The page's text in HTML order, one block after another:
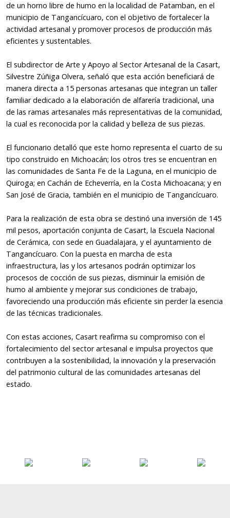
de un horno libre de humo en la localidad de Patamban, en el
municipio de Tangancícuaro, con el objetivo de fortalecer la
actividad artesanal y promover procesos de producción más
eficientes y sustentables.
El subdirector de Arte y Apoyo al Sector Artesanal de la Casart,
Silvestre Zúñiga Olvera, señaló que esta acción beneficiará de
manera directa a 15 personas artesanas que integran un taller
familiar dedicado a la elaboración de alfarería tradicional, una
de las ramas artesanales más representativas de la comunidad,
la cual es reconocida por la calidad y belleza de sus piezas.
El funcionario detalló que este horno representa el cuarto de su
tipo construido en Michoacán; los otros tres se encuentran en
las comunidades de Santa Fe de la Laguna, en el municipio de
Quiroga; en Cachán de Echeverría, en la Costa Michoacana; y en
San José de Gracia, también en el municipio de Tangancícuaro.
Para la realización de esta obra se destinó una inversión de 145
mil pesos, aportación conjunta de Casart, la Escuela Nacional
de Cerámica, con sede en Guadalajara, y el ayuntamiento de
Tangancícuaro. Con la puesta en marcha de esta
infraestructura, las y los artesanos podrán optimizar los
procesos de cocción de sus piezas, disminuir la emisión de
humo al ambiente y mejorar sus condiciones de trabajo,
favoreciendo una producción más eficiente sin perder la esencia
de las técnicas tradicionales.
Con estas acciones, Casart reafirma su compromiso con el
fortalecimiento del sector artesanal e impulsa proyectos que
contribuyen a la sostenibilidad, la innovación y la preservación
del patrimonio cultural de las comunidades artesanas del
estado.